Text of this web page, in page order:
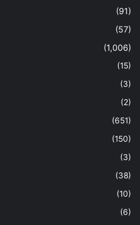
(91)
(57)
(1,006)
(15)
(3)
(2)
(651)
(150)
(3)
(38)
(10)
(6)